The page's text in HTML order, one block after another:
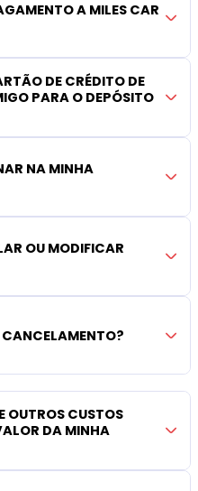
A MILES CAR
DE CRÉDITO DE
PARA O DEPÓSITO
NA MINHA
OU MODIFICAR
OUTROS CUSTOS
DA MINHA